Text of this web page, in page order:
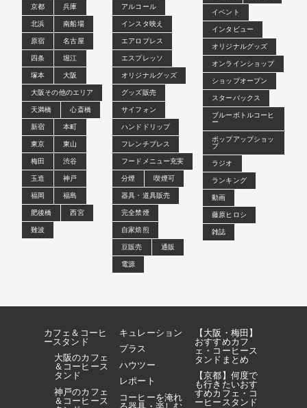
京都
兵庫
北浜
南船場
原宿
名古屋
四条
堀江
塚本
大阪
大阪その他のエリア
天満橋
心斎橋
新宿
本町
東京
東山
梅田
渋谷
玉造
神戸
福岡
福島
肥後橋
西宮
難波
アルコール
インスタ映え
エアロプレス
エスプレッソ
オリジナルグッズ
グッズ販売
サイフォン
ハンドドリップ
フレンチプレス
フードメニュー充実
分煙
喫煙可
器具・道具販売
完全禁煙
自家焙煎
豆販売
通販
電源
イベント
インタビュー
オリジナルグッズ
オンラインショップ
ショップオープン
スターバックス
ブルーボトルコーヒ
ー
ポップアップショッ
プ
ラジオ
ランキング
動画
藤原ヒロシ
雑誌
カフェ＆コーヒ
ースタンド
大阪のカフェ
＆コーヒース
タンド
神戸のカフェ
＆コーヒース
キュレーション
プラス
ハウツー
レポート
コーヒーを淹れ
る器具・楽しむ
【大阪・梅田】
おすすめカフ
ェ・コーヒース
タンドまとめ
【京都】何度で
も行きたいおす
すめカフェ・コ
ーヒースタンド